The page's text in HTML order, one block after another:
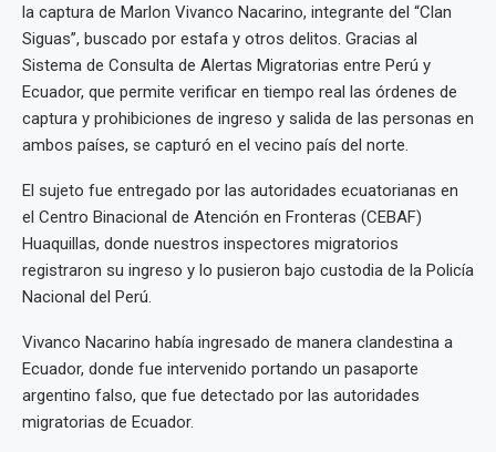
la captura de Marlon Vivanco Nacarino, integrante del “Clan
Siguas”, buscado por estafa y otros delitos. Gracias al
Sistema de Consulta de Alertas Migratorias entre Perú y
Ecuador, que permite verificar en tiempo real las órdenes de
captura y prohibiciones de ingreso y salida de las personas en
ambos países, se capturó en el vecino país del norte.
El sujeto fue entregado por las autoridades ecuatorianas en
el Centro Binacional de Atención en Fronteras (CEBAF)
Huaquillas, donde nuestros inspectores migratorios
registraron su ingreso y lo pusieron bajo custodia de la Policía
Nacional del Perú.
Vivanco Nacarino había ingresado de manera clandestina a
Ecuador, donde fue intervenido portando un pasaporte
argentino falso, que fue detectado por las autoridades
migratorias de Ecuador.